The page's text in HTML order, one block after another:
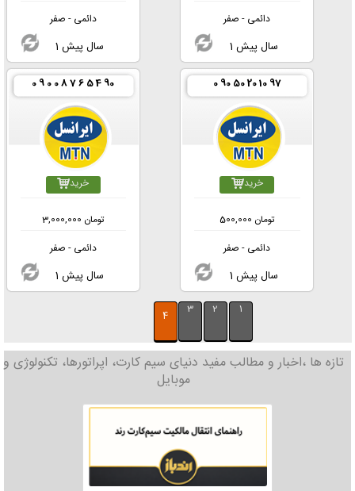
دائمی - صفر
1 سال پیش
دائمی - صفر
1 سال پیش
0 90 50 20 10 97
خرید
500,000 تومان
دائمی - صفر
1 سال پیش
0 9 0 0 8 7 6 5 4 90
خرید
3,000,000 تومان
دائمی - صفر
1 سال پیش
1
2
3
4
تازه ها ،اخبار و مطالب مفید دنیای سیم کارت، اپراتورها، تکنولوژی و
موبایل